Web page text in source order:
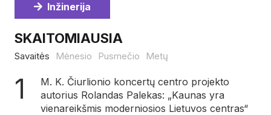
Inžinerija
SKAITOMIAUSIA
Savaitės Mėnesio Pusmečio Metų
M. K. Čiurlionio koncertų centro projekto
autorius Rolandas Palekas: „Kaunas yra
vienareikšmis moderniosios Lietuvos centras“